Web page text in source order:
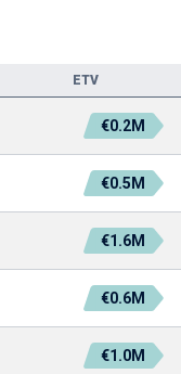
ETV
€0.2M
€0.5M
€1.6M
€0.6M
€1.0M